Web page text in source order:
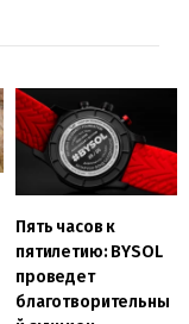
Пять часов к
пятилетию: BYSOL
проведет
благотворительны